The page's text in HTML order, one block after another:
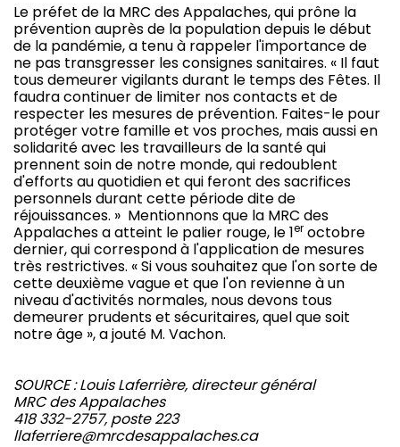
Le préfet de la MRC des Appalaches, qui prône la
prévention auprès de la population depuis le début
de la pandémie, a tenu à rappeler l'importance de
ne pas transgresser les consignes sanitaires. « Il faut
tous demeurer vigilants durant le temps des Fêtes. Il
faudra continuer de limiter nos contacts et de
respecter les mesures de prévention. Faites-le pour
protéger votre famille et vos proches, mais aussi en
solidarité avec les travailleurs de la santé qui
prennent soin de notre monde, qui redoublent
d'efforts au quotidien et qui feront des sacrifices
personnels durant cette période dite de
réjouissances. » Mentionnons que la MRC des
Appalaches a atteint le palier rouge, le 1er octobre
dernier, qui correspond à l'application de mesures
très restrictives. « Si vous souhaitez que l'on sorte de
cette deuxième vague et que l'on revienne à un
niveau d'activités normales, nous devons tous
demeurer prudents et sécuritaires, quel que soit
notre âge », a jouté M. Vachon.
SOURCE : Louis Laferrière, directeur général
MRC des Appalaches
418 332-2757, poste 223
llaferriere@mrcdesappalaches.ca